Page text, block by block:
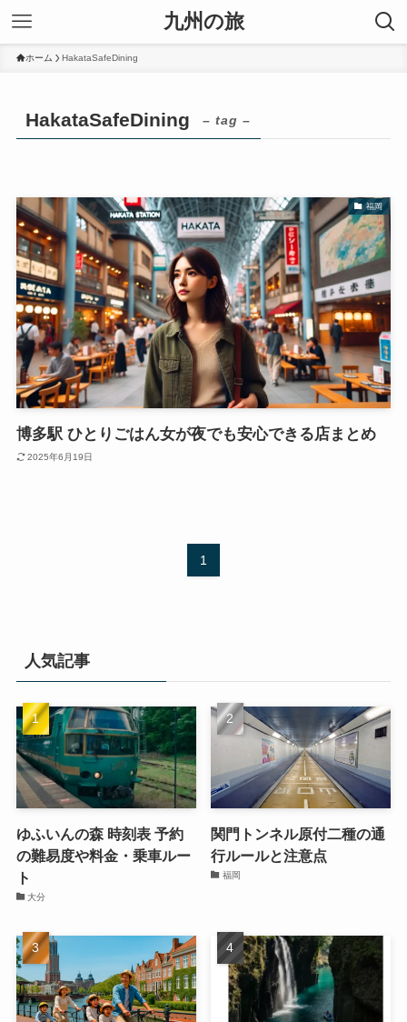
九州の旅
ホーム HakataSafeDining
HakataSafeDining – tag –
福岡
博多駅 ひとりごはん女が夜でも安心できる店まとめ
2025年6月19日
1
人気記事
ゆふいんの森 時刻表 予約
の難易度や料金・乗車ルー
ト
大分
関門トンネル原付二種の通
行ルールと注意点
福岡